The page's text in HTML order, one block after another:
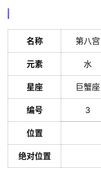
名称 第八宫
元素 水
星座 巨蟹座
编号 3
位置
绝对位置